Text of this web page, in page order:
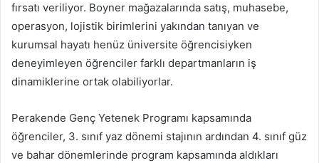
fırsatı veriliyor. Boyner mağazalarında satış, muhasebe,
operasyon, lojistik birimlerini yakından tanıyan ve
kurumsal hayatı henüz üniversite öğrencisiyken
deneyimleyen öğrenciler farklı departmanların iş
dinamiklerine ortak olabiliyorlar.
Perakende Genç Yetenek Programı kapsamında
öğrenciler, 3. sınıf yaz dönemi stajının ardından 4. sınıf güz
ve bahar dönemlerinde program kapsamında aldıkları